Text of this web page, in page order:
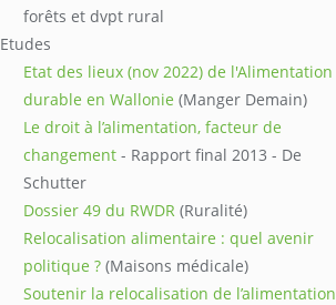
forêts et dvpt rural
Etudes
Etat des lieux (nov 2022) de l'Alimentation
durable en Wallonie (Manger Demain)
Le droit à l’alimentation, facteur de
changement - Rapport final 2013 - De
Schutter
Dossier 49 du RWDR (Ruralité)
Relocalisation alimentaire : quel avenir
politique ? (Maisons médicale)
Soutenir la relocalisation de l’alimentation